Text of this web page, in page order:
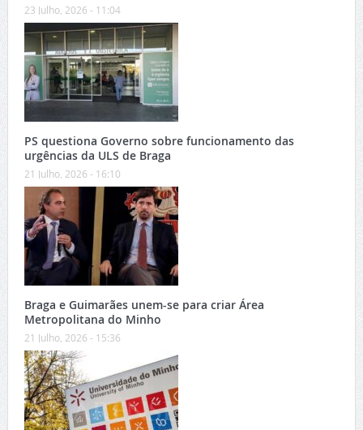
23 Julho, 2026 - 11:04
PS questiona Governo sobre funcionamento das
urgências da ULS de Braga
21 Julho, 2026 - 16:10
Braga e Guimarães unem-se para criar Área
Metropolitana do Minho
21 Julho, 2026 - 15:36